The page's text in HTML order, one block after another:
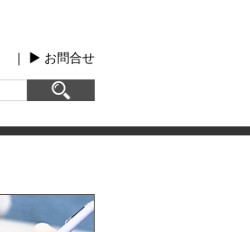
｜ ▶︎ お問合せ